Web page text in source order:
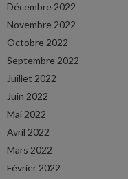
Décembre 2022
Novembre 2022
Octobre 2022
Septembre 2022
Juillet 2022
Juin 2022
Mai 2022
Avril 2022
Mars 2022
Février 2022